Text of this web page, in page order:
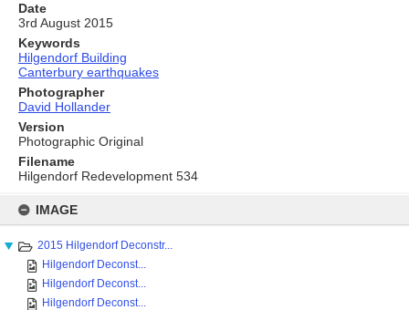
content
IMAGE
2015 Hilgendorf Deconstr...
Hilgendorf Deconst...
Hilgendorf Deconst...
Hilgendorf Deconst...
Date
3rd August 2015
Keywords
Hilgendorf Building
Canterbury earthquakes
Photographer
David Hollander
Version
Photographic Original
Filename
Hilgendorf Redevelopment 534